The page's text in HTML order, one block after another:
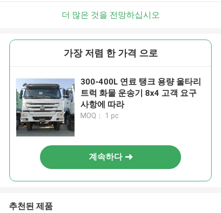
더 많은 것을 전망하십시오
가장 저렴 한 가격 으로
300-400L 연료 탱크 용량 울타리
트럭 화물 운송기 8x4 고객 요구
사항에 따라
MOQ： 1 pc
계속하다
추천된 제품